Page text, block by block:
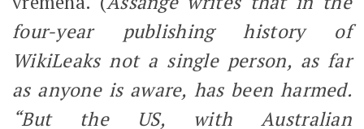
four-year publishing history of
WikiLeaks not a single person, as far
as anyone is aware, has been harmed.
“But the US, with Australian